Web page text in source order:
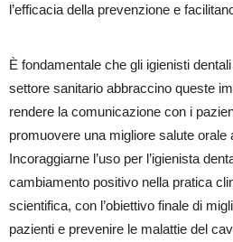
l’efficacia della prevenzione e
È fondamentale che gli igienisti
settore sanitario abbraccino queste
rendere la comunicazione con i
promuovere una migliore salute orale
Incoraggiarne l’uso per l’igienista
cambiamento positivo nella pratica
scientifica, con l’obiettivo finale di
pazienti e prevenire le malattie del